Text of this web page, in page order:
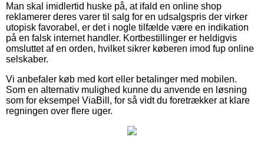
Man skal imidlertid huske på, at ifald en online shop
reklamerer deres varer til salg for en udsalgspris der virker
utopisk favorabel, er det i nogle tilfælde være en indikation
på en falsk internet handler. Kortbestillinger er heldigvis
omsluttet af en orden, hvilket sikrer køberen imod fup online
selskaber.
Vi anbefaler køb med kort eller betalinger med mobilen.
Som en alternativ mulighed kunne du anvende en løsning
som for eksempel ViaBill, for så vidt du foretrækker at klare
regningen over flere uger.